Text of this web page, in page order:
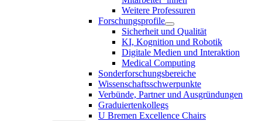
Weitere Professuren
Forschungsprofile
Sicherheit und Qualität
KI, Kognition und Robotik
Digitale Medien und Interaktion
Medical Computing
Sonderforschungsbereiche
Wissenschaftsschwerpunkte
Verbünde, Partner und Ausgründungen
Graduiertenkollegs
U Bremen Excellence Chairs